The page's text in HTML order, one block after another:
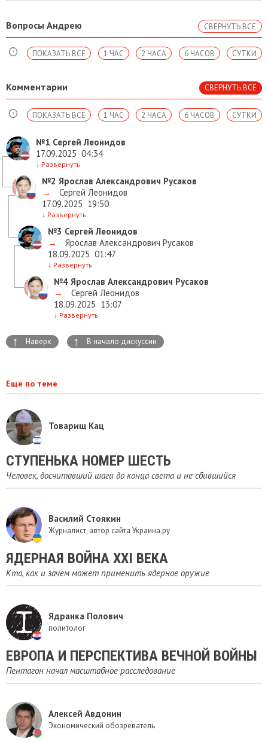
Вопросы Андрею СВЕРНУТЬ ВСЕ
СУТКИ
6 ЧАСОВ
2 ЧАСА
1 ЧАС
ПОКАЗАТЬ ВСЕ
Комментарии СВЕРНУТЬ ВСЕ
СУТКИ
6 ЧАСОВ
2 ЧАСА
1 ЧАС
ПОКАЗАТЬ ВСЕ
№1 Сергей Леонидов
17.09.2025 04:34
↓ Развернуть
№2 Ярослав Александрович Русаков
→
Сергей Леонидов
17.09.2025 19:50
↓ Развернуть
№3 Сергей Леонидов
→
Ярослав Александрович Русаков
18.09.2025 01:47
↓ Развернуть
№4 Ярослав Александрович Русаков
→
Сергей Леонидов
18.09.2025 13:07
↓ Развернуть
↑ Наверх ↑ В начало дискуссии
Еще по теме
Товарищ Кац
СТУПЕНЬКА НОМЕР ШЕСТЬ
Человек, досчитавший шаги до конца света и не сбившийся
Василий Стоякин
Журналист, автор сайта Украина.ру
ЯДЕРНАЯ ВОЙНА XXI ВЕКА
Кто, как и зачем может применить ядерное оружие
Ядранка Полович
политолог
ЕВРОПА И ПЕРСПЕКТИВА ВЕЧНОЙ ВОЙНЫ
Пентагон начал масштабное расследование
Алексей Авдонин
Экономический обозреватель